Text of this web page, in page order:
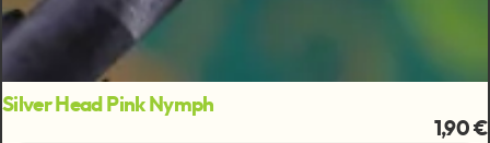
Silver Head Pink Nymph
1,90 €